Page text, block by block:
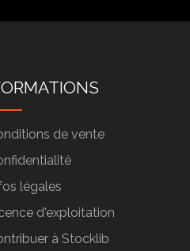
de vente
légales
d'exploitation
à Stocklib